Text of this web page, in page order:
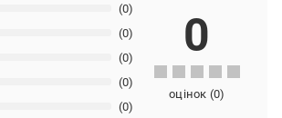
(0)
(0)
(0)
(0)
(0)
0
оцінок (0)